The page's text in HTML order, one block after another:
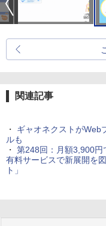
関連記事
・ ギャオネクストがWeb
ルも
・ 第248回：月額3,900円
有料サービスで新展開を
ト」